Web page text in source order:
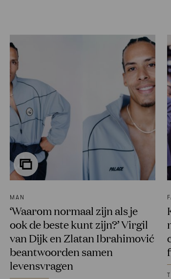
MAN
‘Waarom normaal zijn als je
ook de beste kunt zijn?’ Virgil
van Dijk en Zlatan Ibrahimović
beantwoorden samen
levensvragen